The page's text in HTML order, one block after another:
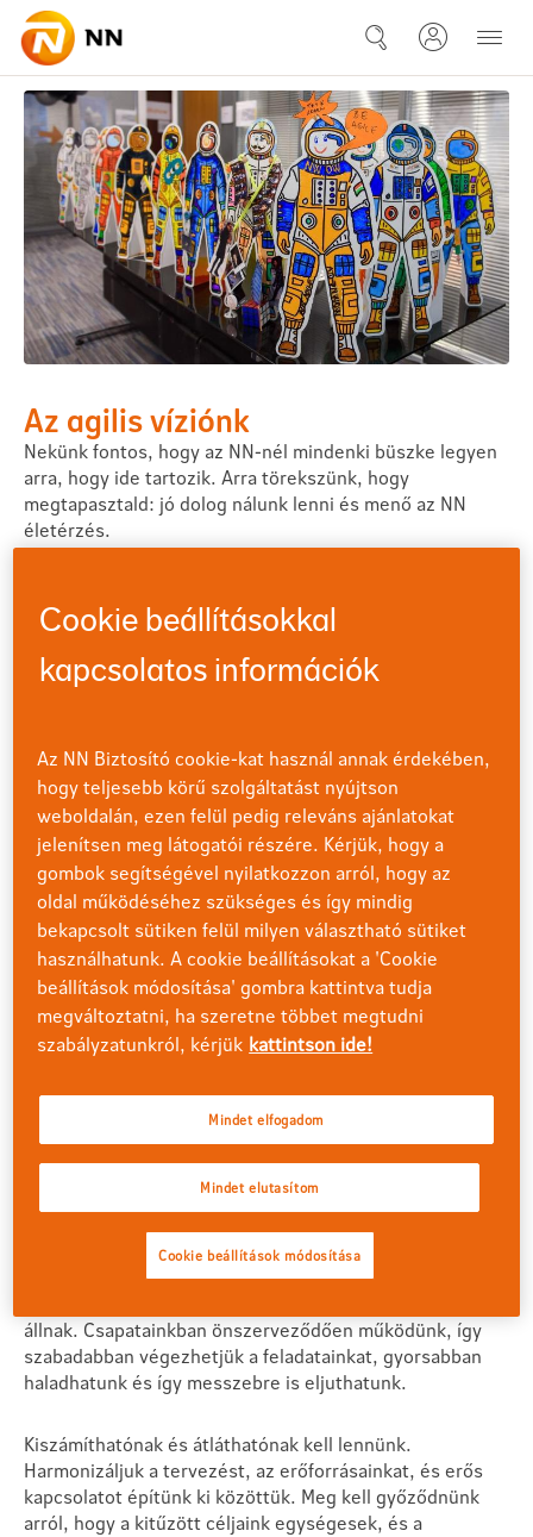
Ugrás a fő tartalomhoz
Agilis utazásunk - Karrier
Az agilis víziónk
Nekünk fontos, hogy az NN-nél mindenki büszke legyen
arra, hogy ide tartozik. Arra törekszünk, hogy
megtapasztald: jó dolog nálunk lenni és menő az NN
életérzés.
Mi az, hogy Agilis?
Az Agilis egy szemlélet, munka és gondolkodásmód.
Abban segít nekünk, hogy megbirkózzunk az állandó
tartanunk kell a tempót. Ki kell próbálnunk új dolgokat,
és mernünk kell újítani, hogy ügyfeleinknek továbbra is
innovatív termékeket és szolgáltatásokat nyújthassunk.
Még több érték,
gyorsabban
Az Agilis módszer lehetővé teszi, hogy kevesebb idő
alatt több értéket tudjunk teremteni, és olyan
termékeket és szolgáltatásokat fejlesztünk, amelyek
célokat kisebb, kezelhetőbb munkaütemekre bontjuk, és
mindig arra törekszünk, hogy valami értékeset hozzunk
létre, valami olyat, ami része lesz távlati célunknak. Az
ötletek üzleti értékét mérjük, hogy mindig tudjuk, hogy
hol tartunk. Az elvégzett munkára visszajelzést kapunk,
vagy módosítsuk útirányunkat. Folyamatosan tesztelünk
és tanulunk. Az Agilis módszerben csapatokban
állnak. Csapatainkban önszerveződően működünk, így
szabadabban végezhetjük a feladatainkat, gyorsabban
haladhatunk és így messzebre is eljuthatunk.
Kiszámíthatónak és átláthatónak kell lennünk.
Harmonizáljuk a tervezést, az erőforrásainkat, és erős
kapcsolatot építünk ki közöttük. Meg kell győződnünk
arról, hogy a kitűzött céljaink egységesek, és a
Cookie beállításokkal
kapcsolatos információk
Az NN Biztosító cookie-kat használ annak érdekében,
hogy teljesebb körű szolgáltatást nyújtson
weboldalán, ezen felül pedig releváns ajánlatokat
jelenítsen meg látogatói részére. Kérjük, hogy a
gombok segítségével nyilatkozzon arról, hogy az
oldal működéséhez szükséges és így mindig
bekapcsolt sütiken felül milyen választható sütiket
használhatunk. A cookie beállításokat a 'Cookie
beállítások módosítása' gombra kattintva tudja
megváltoztatni, ha szeretne többet megtudni
szabályzatunkról, kérjük kattintson ide!
Mindet elutasítom
Mindet elfogadom
Cookie beállítások módosítása